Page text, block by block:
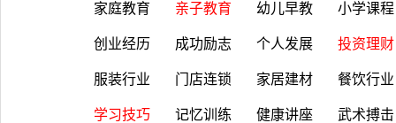
家庭教育 亲子教育 幼儿早教 小学课程
创业经历 成功励志 个人发展 投资理财
服装行业 门店连锁 家居建材 餐饮行业
学习技巧 记忆训练 健康讲座 武术搏击